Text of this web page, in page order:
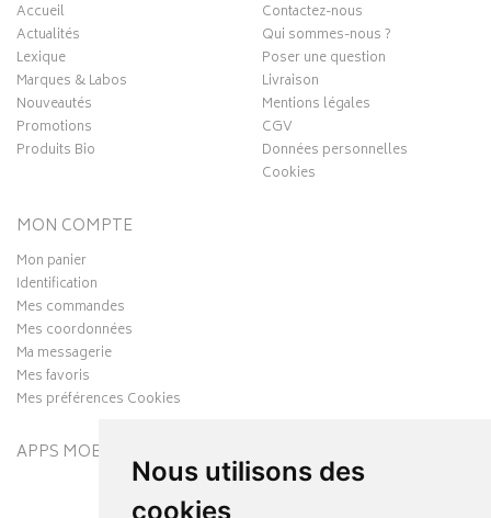
Nous utilisons des
cookies
Accueil
Actualités
Lexique
Marques & Labos
Nouveautés
Promotions
Produits Bio
Contactez-nous
Qui sommes-nous ?
Poser une question
Livraison
Mentions légales
CGV
Données personnelles
Cookies
MON COMPTE
Mon panier
Identification
Mes commandes
Mes coordonnées
Ma messagerie
Mes favoris
Mes préférences Cookies
APPS MOBILES